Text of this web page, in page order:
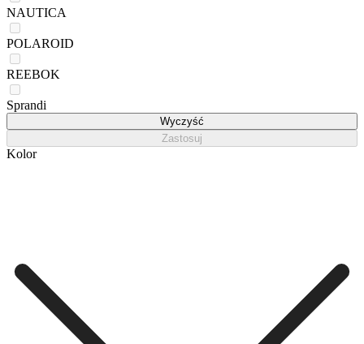
NAUTICA
POLAROID
REEBOK
Sprandi
Wyczyść
Zastosuj
Kolor